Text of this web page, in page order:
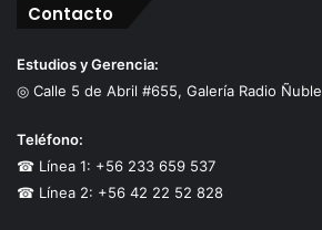
Contacto
Estudios y Gerencia:
◎ Calle 5 de Abril #655, Galería Radio Ñuble
Teléfono:
☎ Línea 1: +56 233 659 537
☎ Línea 2: +56 42 22 52 828